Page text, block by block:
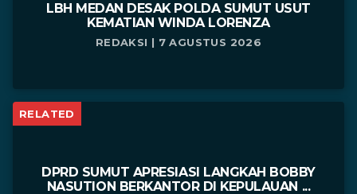
LBH MEDAN DESAK POLDA SUMUT USUT
KEMATIAN WINDA LORENZA
REDAKSI | 7 AGUSTUS 2026
RELATED
DPRD SUMUT APRESIASI LANGKAH BOBBY
NASUTION BERKANTOR DI KEPULAUAN ...